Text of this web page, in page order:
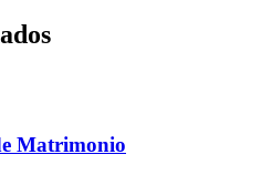
Matrimonio